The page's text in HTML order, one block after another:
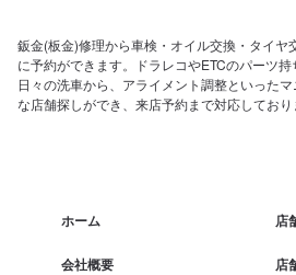
鈑金(板金)修理から車検・オイル交換・タイヤ
に予約ができます。ドラレコやETCのパーツ持
日々の洗車から、アライメント調整といった
な店舗探しができ、来店予約まで対応しており
ホーム 店
会社概要 店